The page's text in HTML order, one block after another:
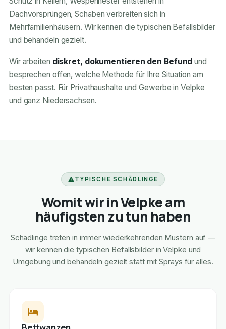
Dachvorsprüngen, Schaben verbreiten sich in
Mehrfamilienhäusern. Wir kennen die typischen Befallsbilder
und behandeln gezielt.
Wir arbeiten diskret, dokumentieren den Befund und
besprechen offen, welche Methode für Ihre Situation am
besten passt. Für Privathaushalte und Gewerbe in Velpke
und ganz Niedersachsen.
TYPISCHE SCHÄDLINGE
Womit wir in Velpke am
häufigsten zu tun haben
Schädlinge treten in immer wiederkehrenden Mustern auf —
wir kennen die typischen Befallsbilder in Velpke und
Umgebung und behandeln gezielt statt mit Sprays für alles.